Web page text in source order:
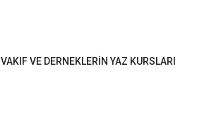
VAKIF VE DERNEKLERİN YAZ KURSLARI